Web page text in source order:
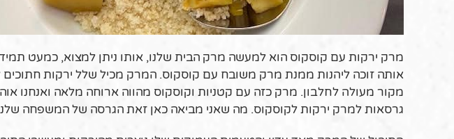
מרק ירקות עם קוסקוס הוא למעשה מרק הבית שלנו, אותו ניתן למצוא, כמעט
אותה זוכה ליהנות ממנת מרק משובח עם קוסקוס. המרק מכיל שלל ירקות חתוכים
מקור מעולה לחלבון. מרק כזה עם קטניות וקוסקוס מהווה ארוחה מלאה ואנחנו
גרסאות למרק ירקות לקוסקוס. מה שאני מביאה כאן זאת הגרסה של המשפחה